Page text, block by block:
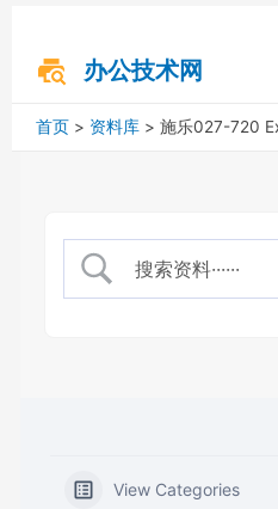
办公技术网
首页 资料库 施乐027-720
View Categories